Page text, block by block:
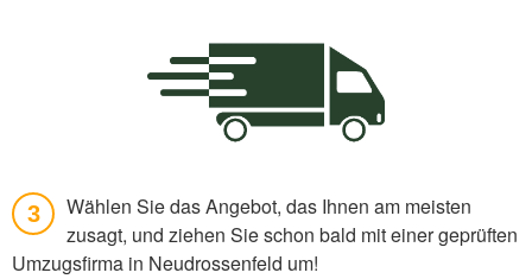
3
Wählen Sie das Angebot, das Ihnen am meisten
zusagt, und ziehen Sie schon bald mit einer geprüften
Umzugsfirma in Neudrossenfeld um!